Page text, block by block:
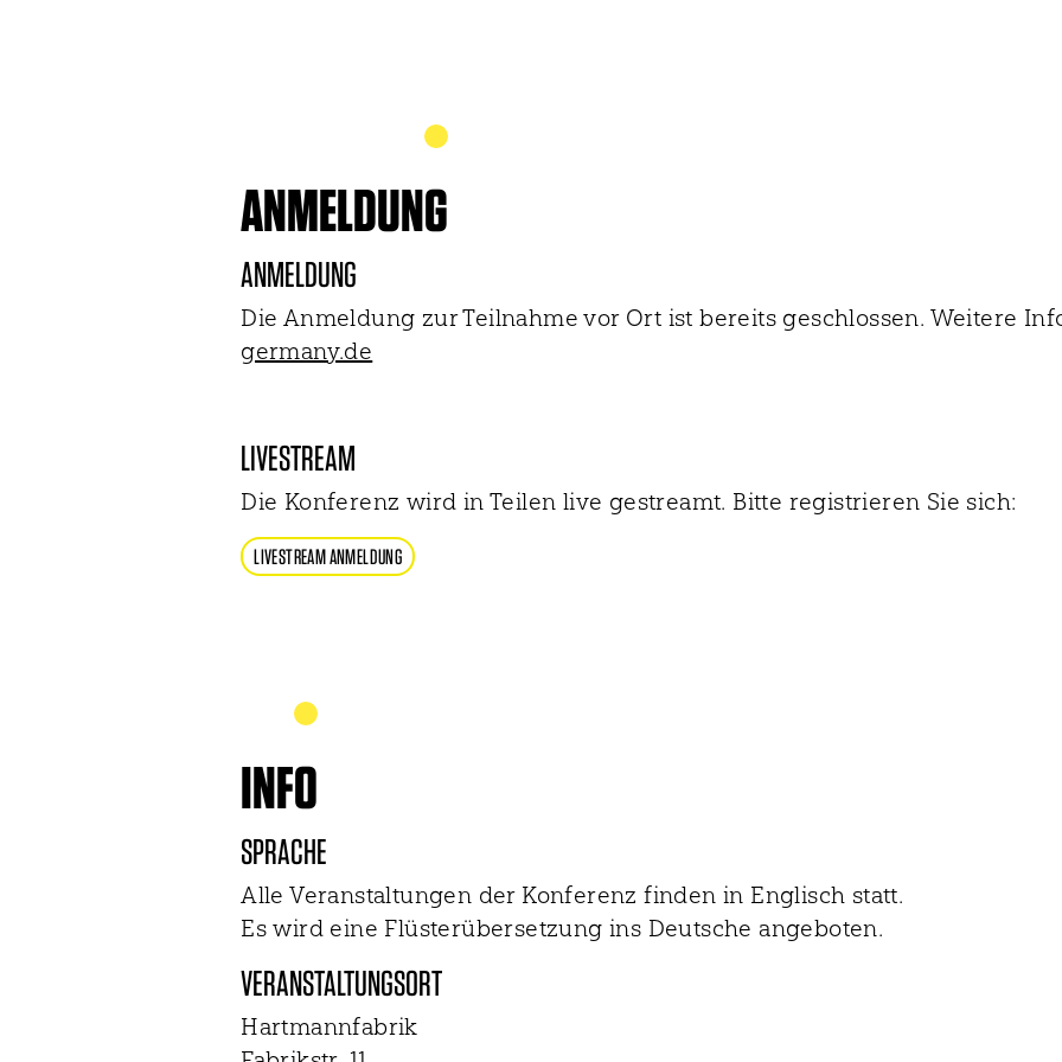
ANMELDUNG
ANMELDUNG
Die Anmeldung zur Teilnahme vor Ort ist bereits geschlossen. Weitere
germany.de
LIVESTREAM
Die Konferenz wird in Teilen live gestreamt. Bitte registrieren Sie sich:
LIVESTREAM ANMELDUNG
INFO
SPRACHE
Alle Veranstaltungen der Konferenz finden in Englisch statt.
Es wird eine Flüsterübersetzung ins Deutsche angeboten.
VERANSTALTUNGSORT
Hartmannfabrik